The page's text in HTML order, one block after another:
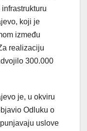
koji je
između
realizaciju
300.000
je, u okviru
Odluku o
uslove